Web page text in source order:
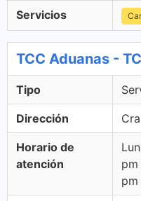
Servicios
TCC Aduanas -
Tipo
Dirección
Horario de
atención